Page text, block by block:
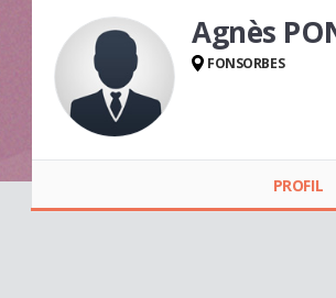
Agnès
FONSORBES
PROFIL